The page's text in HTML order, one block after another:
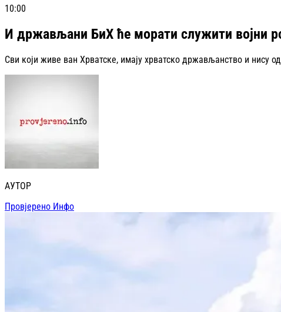
10:00
И држављани БиХ ће морати служити војни
Сви који живе ван Хрватске, имају хрватско држављанство и нису
АУТОР
Провјерено Инфо